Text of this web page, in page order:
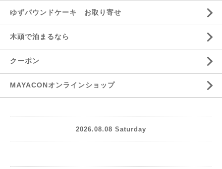
ゆずパウンドケーキ お取り寄せ
木頭で泊まるなら
クーポン
MAYACONオンラインショップ
2026.08.08 Saturday